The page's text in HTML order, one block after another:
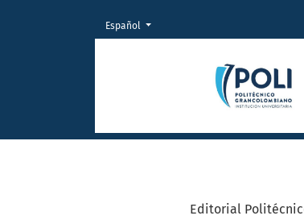
CREA - Politécnico
Cambiar el idioma. El actual es:
Español
Editorial